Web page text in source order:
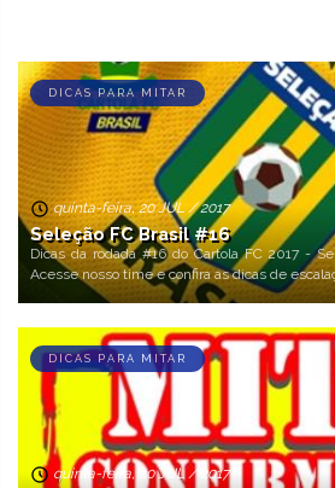
DICAS PARA MITAR
quinta-feira, 20 JUL / 2017
Seleção FC Brasil #16
Dicas da rodada #16 do Cartola FC 2017 -
Acesse nosso time e confira as dicas de
DICAS PARA MITAR
quinta-feira, 20 JUL / 2017